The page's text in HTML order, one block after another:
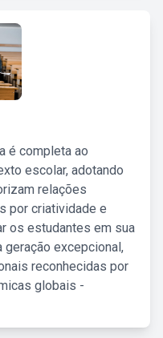
é completa ao
escolar, adotando
relações
por criatividade e
os estudantes em sua
geração excepcional,
reconhecidas por
globais -